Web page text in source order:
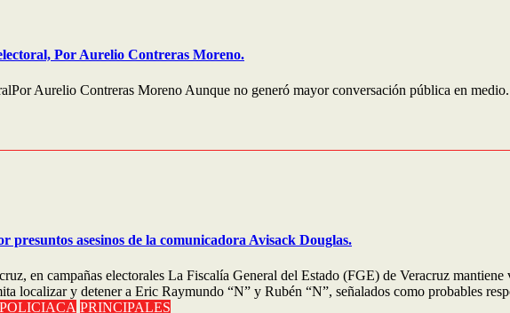
Por Aurelio Contreras Moreno.
Aurelio Contreras Moreno Aunque no generó mayor conversación pública en
presuntos asesinos de la comunicadora Avisack Douglas.
en campañas electorales La Fiscalía General del Estado (FGE) de Veracruz
localizar y detener a Eric Raymundo “N” y Rubén “N”, señalados como probables
POLICIACA PRINCIPALES